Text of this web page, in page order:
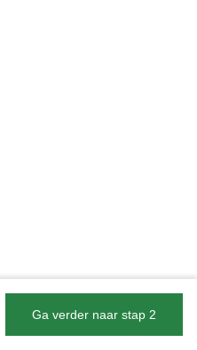
Ga verder naar stap 2